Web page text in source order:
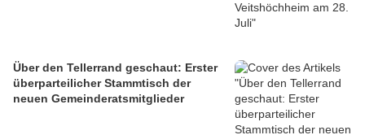
Über den Tellerrand geschaut: Erster
überparteilicher Stammtisch der
neuen Gemeinderatsmitglieder